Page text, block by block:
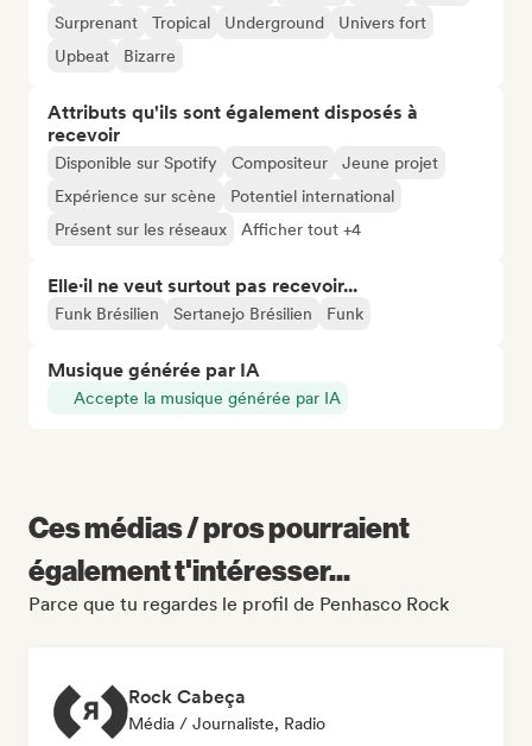
Surprenant Tropical Underground
Univers fort
Upbeat
Bizarre
Attributs qu'ils sont également disposés à
recevoir
Disponible sur Spotify Compositeur
Jeune projet
Expérience sur scène
Potentiel international
Présent sur les réseaux
Afficher tout +4
Elle·il ne veut surtout pas recevoir...
Funk Brésilien Sertanejo Brésilien Funk
Musique générée par IA
Accepte la musique générée par IA
Ces médias / pros pourraient
également t'intéresser...
Parce que tu regardes le profil de Penhasco Rock
Rock Cabeça
Média / Journaliste, Radio